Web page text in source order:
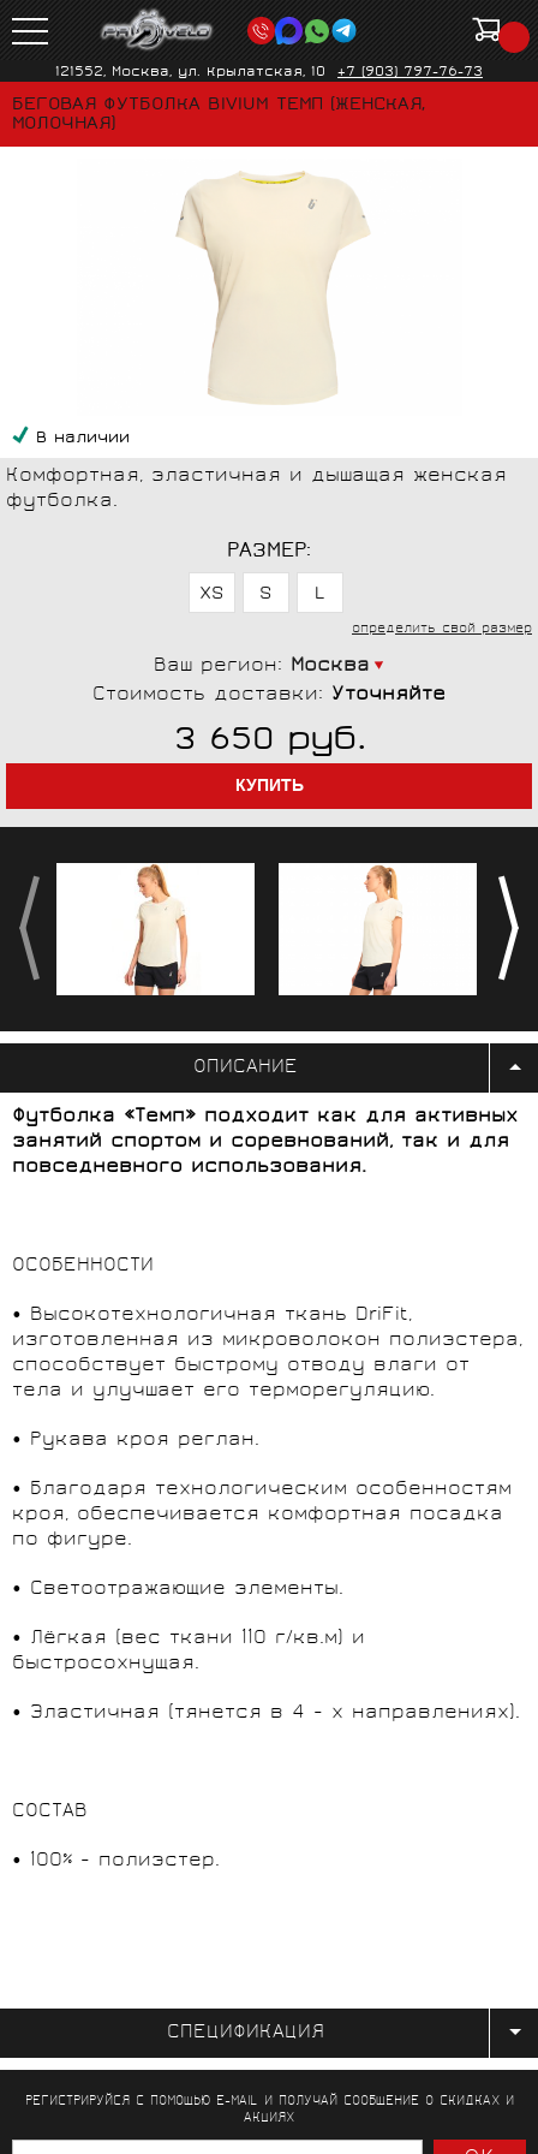
121552, Москва, ул. Крылатская, 10 +7 (903) 797-76-73
БЕГОВАЯ ФУТБОЛКА BIVIUM ТЕМП (ЖЕНСКАЯ,
МОЛОЧНАЯ)
В наличии
Комфортная, эластичная и дышащая женская
футболка.
РАЗМЕР:
XS S L
определить свой размер
Ваш регион: Москва
Стоимость доставки: Уточняйте
3 650 руб.
ОПИСАНИЕ
Футболка «Темп» подходит как для активных
занятий спортом и соревнований, так и для
повседневного использования.
ОСОБЕННОСТИ
• Высокотехнологичная ткань DriFit,
изготовленная из микроволокон полиэстера,
способствует быстрому отводу влаги от
тела и улучшает его терморегуляцию.
• Рукава кроя реглан.
• Благодаря технологическим особенностям
кроя, обеспечивается комфортная посадка
по фигуре.
• Светоотражающие элементы.
• Лёгкая (вес ткани 110 г/кв.м) и
быстросохнущая.
• Эластичная (тянется в 4 - х направлениях).
СОСТАВ
• 100% - полиэстер.
СПЕЦИФИКАЦИЯ
РЕГИСТРИРУЙСЯ С ПОМОЩЬЮ E-MAIL И ПОЛУЧАЙ СООБЩЕНИЕО СКИДКАХ И
АКЦИЯХ